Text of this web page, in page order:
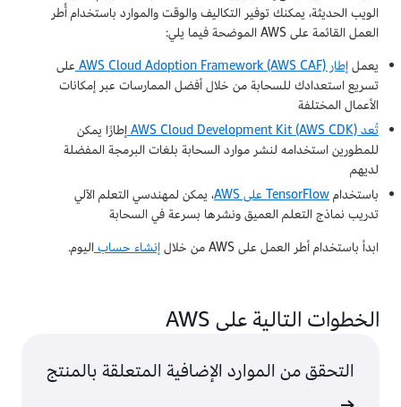
الويب الحديثة، يمكنك توفير التكاليف والوقت والموارد باستخدام أُطر
العمل القائمة على AWS الموضحة فيما يلي:
يعملإطار AWS Cloud Adoption Framework (AWS CAF)
على
تسريع استعدادك للسحابة من خلال أفضل الممارسات عبر إمكانات
الأعمال المختلفة
تُعد AWS Cloud Development Kit (AWS CDK)
إطارًا يمكن
للمطورين استخدامه لنشر موارد السحابة بلغات البرمجة المفضلة
لديهم
باستخدامTensorFlow على AWS
، يمكن لمهندسي التعلم الآلي
تدريب نماذج التعلم العميق ونشرها بسرعة في السحابة
ابدأ باستخدام أطر العمل على AWS من خلال
إنشاء حساباليوم.
الخطوات التالية على AWS
التحقق من الموارد الإضافية المتعلقة بالمنتج